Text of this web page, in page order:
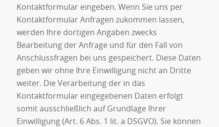
Kontaktformular eingeben. Wenn Sie uns per
Kontaktformular Anfragen zukommen lassen,
werden Ihre dortigen Angaben zwecks
Bearbeitung der Anfrage und für den Fall von
Anschlussfragen bei uns gespeichert. Diese Daten
geben wir ohne Ihre Einwilligung nicht an Dritte
weiter. Die Verarbeitung der in das
Kontaktformular eingegebenen Daten erfolgt
somit ausschließlich auf Grundlage Ihrer
Einwilligung (Art. 6 Abs. 1 lit. a DSGVO). Sie können